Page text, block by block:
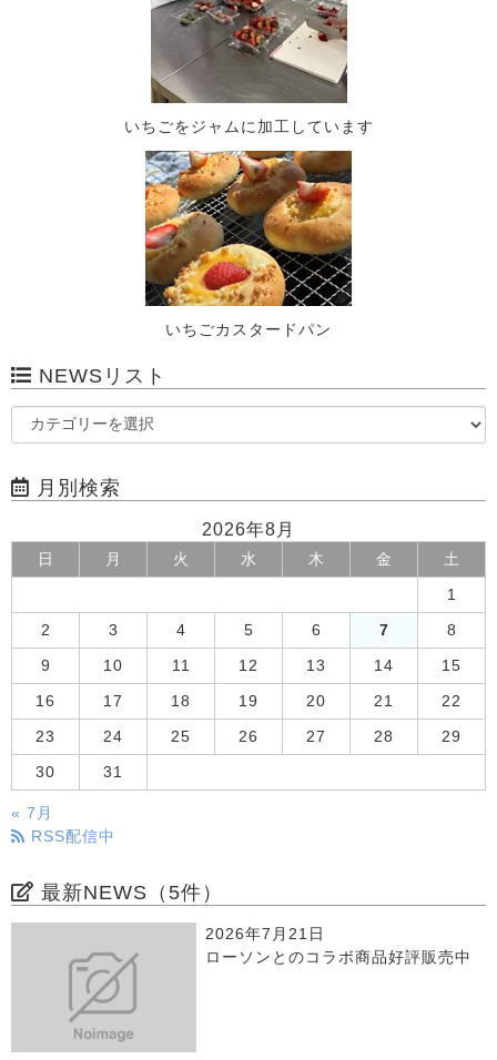
いちごをジャムに加工しています
いちごカスタードパン
NEWSリスト
月別検索
2026年8月
日 月 火 水 木 金 土
1
2 3 4 5 6 7 8
9 10 11 12 13 14 15
16 17 18 19 20 21 22
23 24 25 26 27 28 29
30 31
« 7月
RSS配信中
最新NEWS（5件）
2026年7月21日
ローソンとのコラボ商品好評販売中